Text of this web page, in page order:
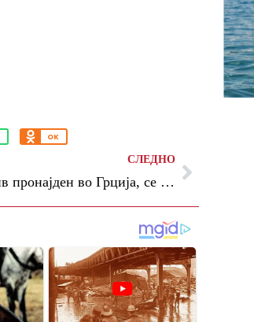
OK
СЛЕДНО
Дрон со експлозив пронајден во Грција, се сомнева дека е од Украина